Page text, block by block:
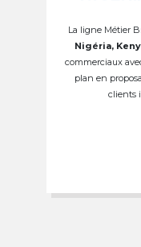
La ligne Métier
Nigéria,
commerciaux
plan en
clients